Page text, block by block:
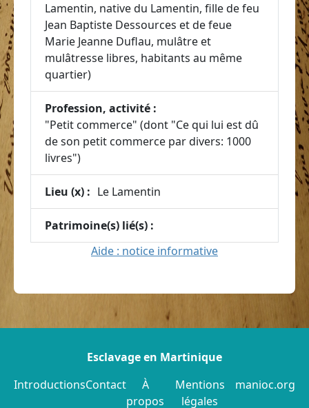
Lamentin, native du Lamentin, fille de feu
Jean Baptiste Dessources et de feue
Marie Jeanne Duflau, mulâtre et
mulâtresse libres, habitants au même
quartier)
Profession, activité :
"Petit commerce" (dont "Ce qui lui est dû
de son petit commerce par divers: 1000
livres")
Lieu (x) : Le Lamentin
Patrimoine(s) lié(s) :
Aide : notice informative
Esclavage en Martinique
IntroductionsContact
À
propos
Mentions
légales
manioc.org